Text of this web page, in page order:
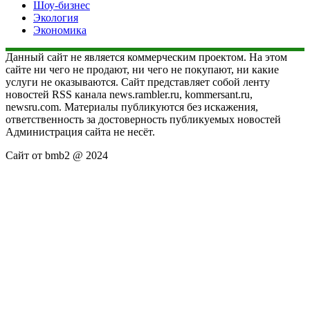
Шоу-бизнес
Экология
Экономика
Данный сайт не является коммерческим проектом. На этом
сайте ни чего не продают, ни чего не покупают, ни какие
услуги не оказываются. Сайт представляет собой ленту
новостей RSS канала news.rambler.ru, kommersant.ru,
newsru.com. Материалы публикуются без искажения,
ответственность за достоверность публикуемых новостей
Администрация сайта не несёт.
Сайт от bmb2 @ 2024